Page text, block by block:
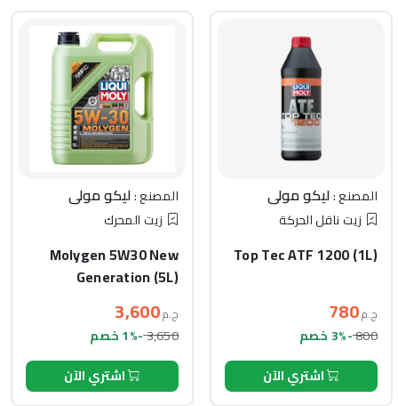
المصنع :ليكو مولي
زيت ناقل الحركة
Top Tec ATF 1200 (1L)
ج.م780
800-3% خصم
اشتري الآن
المصنع :ليكو مولي
زيت المحرك
Molygen 5W30 New
Generation (5L)
ج.م3,600
3,650-1% خصم
اشتري الآن